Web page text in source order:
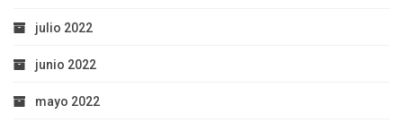
julio 2022
junio 2022
mayo 2022